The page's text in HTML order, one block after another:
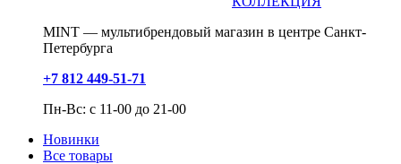
MINT — мультибрендовый магазин в центре Санкт-
Петербурга
+7 812 449-51-71
Пн-Вс: с 11-00 до 21-00
Новинки
Все товары